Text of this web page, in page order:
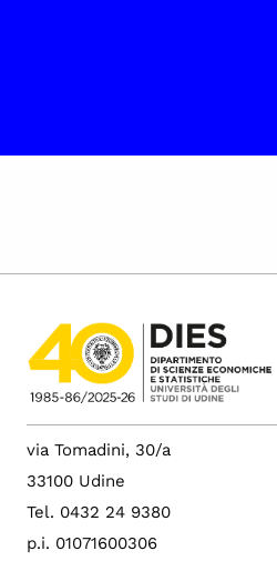
via Tomadini, 30/a
33100 Udine
Tel. 0432 24 9380
p.i. 01071600306